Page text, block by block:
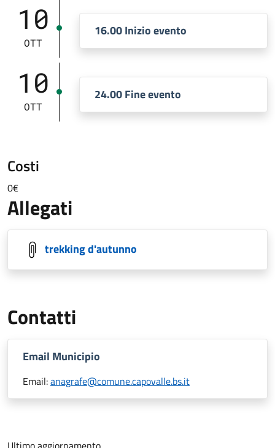
10
OTT
16.00 Inizio evento
10
OTT
24.00 Fine evento
Costi
0€
Allegati
trekking d'autunno
Contatti
Email Municipio
Email:anagrafe@comune.capovalle.bs.it